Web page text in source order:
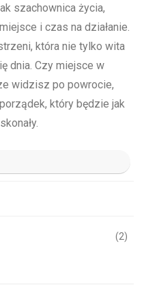
szachownica życia,
i ​czas na działanie.‍
która nie tylko wita
dnia. ⁣Czy miejsce w
widzisz po‍ powrocie,
który​ będzie jak
(2)